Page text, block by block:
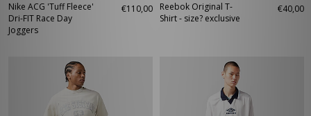
Nike ACG 'Tuff Fleece'
Dri-FIT Race Day
Joggers
€110,00
Reebok Original T-
Shirt - size? exclusive
€40,00